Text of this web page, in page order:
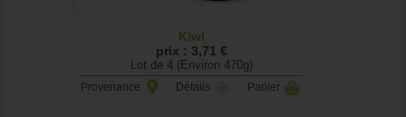
Kiwi
prix : 3,71 €
Lot de 4 (Environ 470g)
Provenance Détails Panier